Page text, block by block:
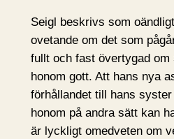
Seigl beskrivs som
ovetande om det som
fullt och fast övertygad om
honom gott. Att hans nya
förhållandet till hans
honom på andra sätt kan
är lyckligt omedveten om